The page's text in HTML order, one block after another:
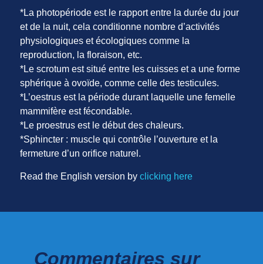
*La photopériode est le rapport entre la durée du jour
et de la nuit, cela conditionne nombre d’activités
physiologiques et écologiques comme la
reproduction, la floraison, etc.
*Le scrotum est situé entre les cuisses et a une forme
sphérique à ovoïde, comme celle des testicules.
*L’oestrus est la période durant laquelle une femelle
mammifère est fécondable.
*Le proestrus est le début des chaleurs.
*Sphincter : muscle qui contrôle l’ouverture et la
fermeture d’un orifice naturel.
Read the English version byclicking here
Commentaires sur